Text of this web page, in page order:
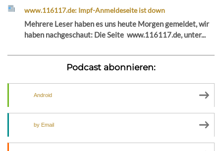
www.116117.de: Impf-Anmeldeseite ist down
Mehrere Leser haben es uns heute Morgen gemeldet, wir
haben nachgeschaut: Die Seite www.116117.de, unter...
Podcast abonnieren:
Android
by Email